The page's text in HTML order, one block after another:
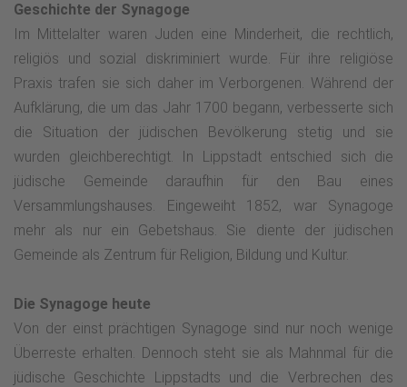
Geschichte der Synagoge
Im Mittelalter waren Juden eine Minderheit, die rechtlich,
religiös und sozial diskriminiert wurde. Für ihre religiöse
Praxis trafen sie sich daher im Verborgenen. Während der
Aufklärung, die um das Jahr 1700 begann, verbesserte sich
die Situation der jüdischen Bevölkerung stetig und sie
wurden gleichberechtigt. In Lippstadt entschied sich die
jüdische Gemeinde daraufhin für den Bau eines
Versammlungshauses. Eingeweiht 1852, war Synagoge
mehr als nur ein Gebetshaus. Sie diente der jüdischen
Gemeinde als Zentrum für Religion, Bildung und Kultur.
Die Synagoge heute
Von der einst prächtigen Synagoge sind nur noch wenige
Überreste erhalten. Dennoch steht sie als Mahnmal für die
jüdische Geschichte Lippstadts und die Verbrechen des